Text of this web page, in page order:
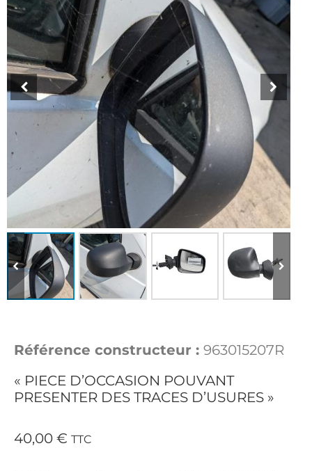
Référence constructeur : 963015207R
« PIECE D’OCCASION POUVANT
PRESENTER DES TRACES D’USURES »
40,00 € TTC